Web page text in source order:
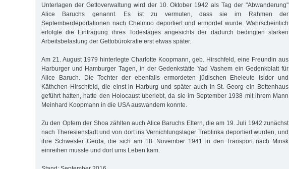
Unterlagen der Gettoverwaltung wird der 10. Oktober 1942 als Tag der "Abwanderung"
Alice Baruchs genannt. Es ist zu vermuten, dass sie im Rahmen der
Septemberdeportationen nach Chelmno deportiert und ermordet wurde. Wahrscheinlich
erfolgte die Eintragung ihres Todestages angesichts der dadurch bedingten starken
Arbeitsbelastung der Gettobürokratie erst etwas später.
Am 21. August 1979 hinterlegte Charlotte Koopmann, geb. Hirschfeld, eine Freundin aus
Harburger und Hamburger Tagen, in der Gedenkstätte Yad Vashem ein Gedenkblatt für
Alice Baruch. Die Tochter der ebenfalls ermordeten jüdischen Eheleute Isidor und
Käthchen Hirschfeld, die einst in Harburg und später auch in St. Georg ein Bettenhaus
geführt hatten, hatte den Holocaust überlebt, da sie im September 1938 mit ihrem Mann
Meinhard Koopmann in die USA auswandern konnte.
Zu den Opfern der Shoa zählten auch Alice Baruchs Eltern, die am 19. Juli 1942 zunächst
nach Theresienstadt und von dort ins Vernichtungslager Treblinka deportiert wurden, und
ihre Schwester Gerda, die sich am 18. November 1941 in den Transport nach Minsk
einreihen musste und dort ums Leben kam.